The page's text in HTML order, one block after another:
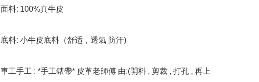
面料: 100%真牛皮
底料: 小牛皮底料（舒适，透氣 防汗)
車工手工 : *手工錶帶* 皮革老師傅 由:(開料 , 剪裁 , 打孔 , 再上